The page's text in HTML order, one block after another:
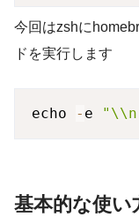
今回はzshに
ドを実行します
echo - e
基本的な使い